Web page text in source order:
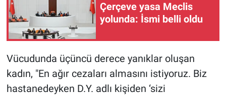
Çerçeve yasa Meclis
yolunda: İsmi belli oldu
Vücudunda üçüncü derece yanıklar oluşan
kadın, "En ağır cezaları almasını istiyoruz. Biz
hastanedeyken D.Y. adlı kişiden ‘sizi